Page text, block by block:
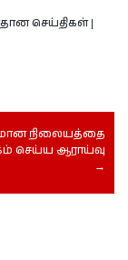
செய்திகள்|
நிலையத்தை
செய்ய ஆராய்வு